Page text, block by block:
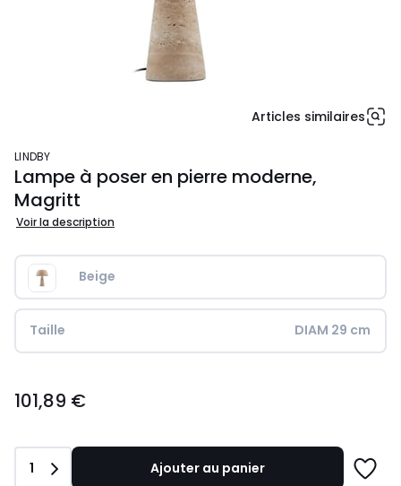
Articles similaires
LINDBY
Lampe à poser en pierre moderne,
Magritt
Voir la description
Beige
Taille DIAM 29 cm
€.
101,89 €
Quantité
1 Ajouter au panier